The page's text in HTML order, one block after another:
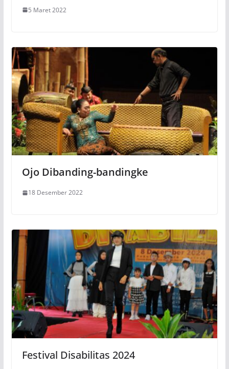
5 Maret 2022
Ojo Dibanding-bandingke
18 Desember 2022
Festival Disabilitas 2024